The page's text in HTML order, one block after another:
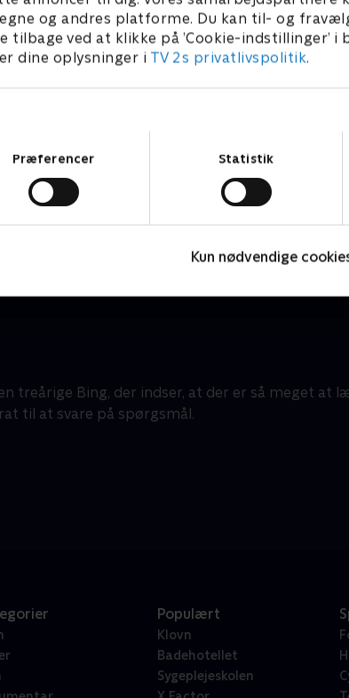
og andres platforme. Du kan til- og
ved at klikke på ’Cookie-indstillinger’ i
dine oplysninger i TV 2s privatlivspolitik.
Præferencer Statistik
Kun nødvendige
treårige Bing, der indser, at der er så meget at
til at svare på spørgsmål.
Populært
Klovn
Badehotellet
Sygeplejeskolen